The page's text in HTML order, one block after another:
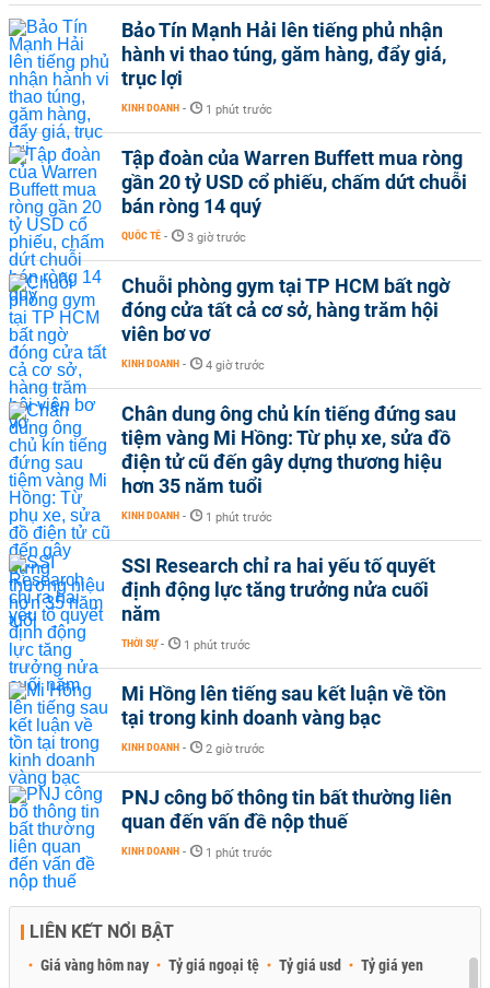
Bảo Tín Mạnh Hải lên tiếng phủ nhận
hành vi thao túng, găm hàng, đẩy giá,
trục lợi
KINH DOANH - 1 phút trước
Tập đoàn của Warren Buffett mua ròng
gần 20 tỷ USD cổ phiếu, chấm dứt chuỗi
bán ròng 14 quý
QUỐC TẾ - 3 giờ trước
Chuỗi phòng gym tại TP HCM bất ngờ
đóng cửa tất cả cơ sở, hàng trăm hội
viên bơ vơ
KINH DOANH - 4 giờ trước
Chân dung ông chủ kín tiếng đứng sau
tiệm vàng Mi Hồng: Từ phụ xe, sửa đồ
điện tử cũ đến gây dựng thương hiệu
hơn 35 năm tuổi
KINH DOANH - 1 phút trước
SSI Research chỉ ra hai yếu tố quyết
định động lực tăng trưởng nửa cuối
năm
THỜI SỰ - 1 phút trước
Mi Hồng lên tiếng sau kết luận về tồn
tại trong kinh doanh vàng bạc
KINH DOANH - 2 giờ trước
PNJ công bố thông tin bất thường liên
quan đến vấn đề nộp thuế
KINH DOANH - 1 phút trước
LIÊN KẾT NỔI BẬT
Giá vàng hôm nay Tỷ giá ngoại tệ Tỷ giá usd Tỷ giá yen